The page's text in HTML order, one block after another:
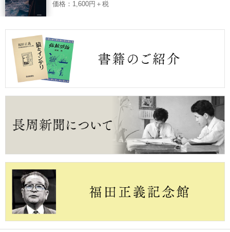
価格：1,600円＋税